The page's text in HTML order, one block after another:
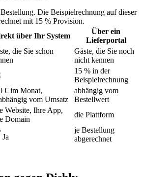
Die Beispielrechnung auf dieser
mit 15 % Provision.
über Ihr System
Über ein
Lieferportal
die Sie schon
Gäste, die Sie noch
nicht kennen
15 % in der
Beispielrechnung
€ im Monat,
vom Umsatz
abhängig vom
Bestellwert
Website, Ihre App,
Domain
die Plattform
Ja
je Bestellung
abgerechnet